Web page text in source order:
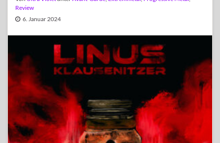
Review
6. Januar 2024